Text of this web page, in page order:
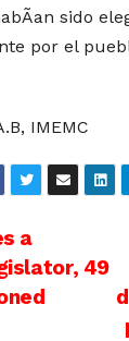
sido
por el
IMEMC
a
49